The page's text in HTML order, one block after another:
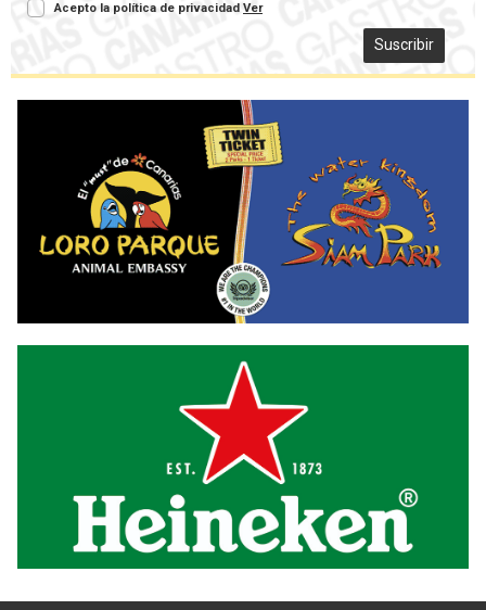
Acepto la política de privacidad Ver
Suscribir